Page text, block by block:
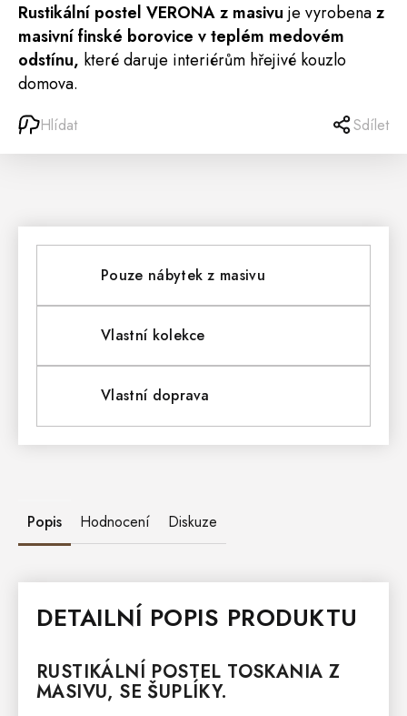
Rustikální postel VERONA z masivu je vyrobenaz
masivní finské borovice v teplém medovém
odstínu, které daruje interiérům hřejivé kouzlo
domova.
Hlídat Sdílet
Pouze nábytek z masivu
Vlastní kolekce
Vlastní doprava
Popis Hodnocení Diskuze
DETAILNÍ POPIS PRODUKTU
RUSTIKÁLNÍ POSTEL TOSKANIA Z
MASIVU, SE ŠUPLÍKY.